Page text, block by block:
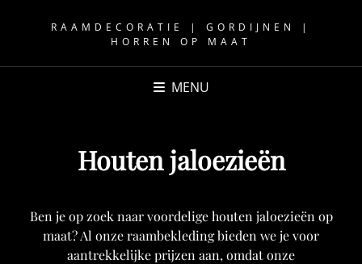
RAAMDECORATIE | GORDIJNEN |
HORREN OP MAAT
MENU
Houten jaloezieën
Ben je op zoek naar voordelige houten jaloezieën op
maat? Al onze raambekleding bieden we je voor
aantrekkelijke prijzen aan, omdat onze